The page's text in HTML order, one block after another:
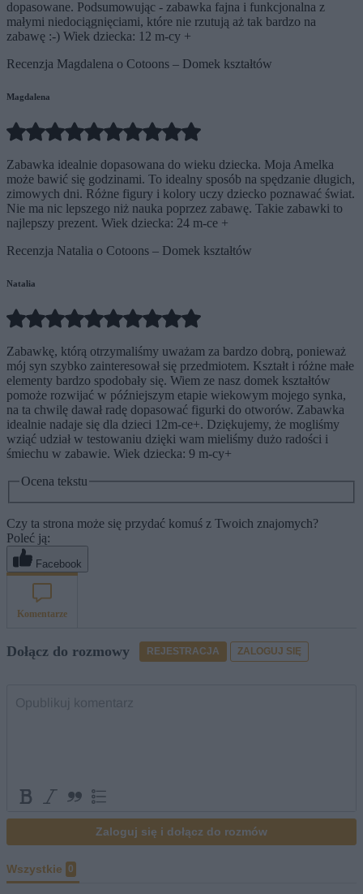
dopasowane. Podsumowując - zabawka fajna i funkcjonalna z
małymi niedociągnięciami, które nie rzutują aż tak bardzo na
zabawę :-) Wiek dziecka: 12 m-cy +
Recenzja Magdalena o Cotoons – Domek kształtów
Magdalena
Zabawka idealnie dopasowana do wieku dziecka. Moja Amelka
może bawić się godzinami. To idealny sposób na spędzanie długich,
zimowych dni. Różne figury i kolory uczy dziecko poznawać świat.
Nie ma nic lepszego niż nauka poprzez zabawę. Takie zabawki to
najlepszy prezent. Wiek dziecka: 24 m-ce +
Recenzja Natalia o Cotoons – Domek kształtów
Natalia
Zabawkę, którą otrzymaliśmy uważam za bardzo dobrą, ponieważ
mój syn szybko zainteresował się przedmiotem. Kształt i różne małe
elementy bardzo spodobały się. Wiem ze nasz domek kształtów
pomoże rozwijać w późniejszym etapie wiekowym mojego synka,
na ta chwilę dawał radę dopasować figurki do otworów. Zabawka
idealnie nadaje się dla dzieci 12m-ce+. Dziękujemy, że mogliśmy
wziąć udział w testowaniu dzięki wam mieliśmy dużo radości i
śmiechu w zabawie. Wiek dziecka: 9 m-cy+
Ocena tekstu
Czy ta strona może się przydać komuś z Twoich znajomych?
Poleć ją:
Facebook